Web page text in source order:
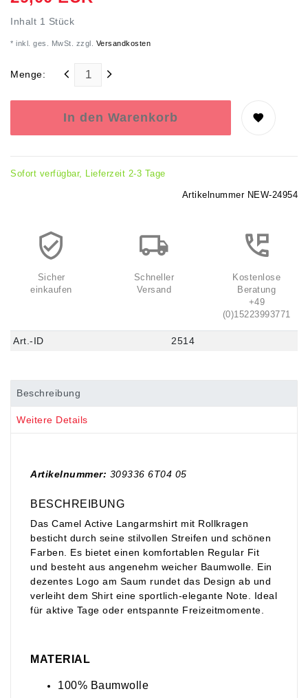
Inhalt 1 Stück
* inkl. ges. MwSt. zzgl. Versandkosten
Menge:
In den Warenkorb
Sofort verfügbar, Lieferzeit 2-3 Tage
Artikelnummer NEW-24954
Sicher
einkaufen
Schneller
Versand
Kostenlose
Beratung
+49
(0)15223993771
Art.-ID 2514
Beschreibung
Weitere Details
Artikelnummer: 309336 6T04 05
BESCHREIBUNG
Das Camel Active Langarmshirt mit Rollkragen
besticht durch seine stilvollen Streifen und schönen
Farben. Es bietet einen komfortablen Regular Fit
und besteht aus angenehm weicher Baumwolle. Ein
dezentes Logo am Saum rundet das Design ab und
verleiht dem Shirt eine sportlich-elegante Note. Ideal
für aktive Tage oder entspannte Freizeitmomente.
MATERIAL
100% Baumwolle